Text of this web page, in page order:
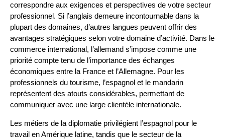
correspondre aux exigences et perspectives de votre secteur
professionnel. Si l’anglais demeure incontournable dans la
plupart des domaines, d’autres langues peuvent offrir des
avantages stratégiques selon votre domaine d’activité. Dans le
commerce international, l’allemand s’impose comme une
priorité compte tenu de l’importance des échanges
économiques entre la France et l’Allemagne. Pour les
professionnels du tourisme, l’espagnol et le mandarin
représentent des atouts considérables, permettant de
communiquer avec une large clientèle internationale.
Les métiers de la diplomatie privilégient l’espagnol pour le
travail en Amérique latine, tandis que le secteur de la